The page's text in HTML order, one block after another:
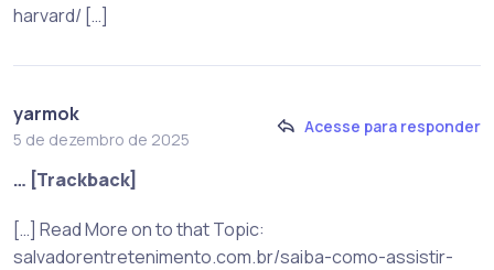
harvard/ […]
yarmok
5 de dezembro de 2025
Acesse para responder
… [Trackback]
[…] Read More on to that Topic:
salvadorentretenimento.com.br/saiba-como-assistir-